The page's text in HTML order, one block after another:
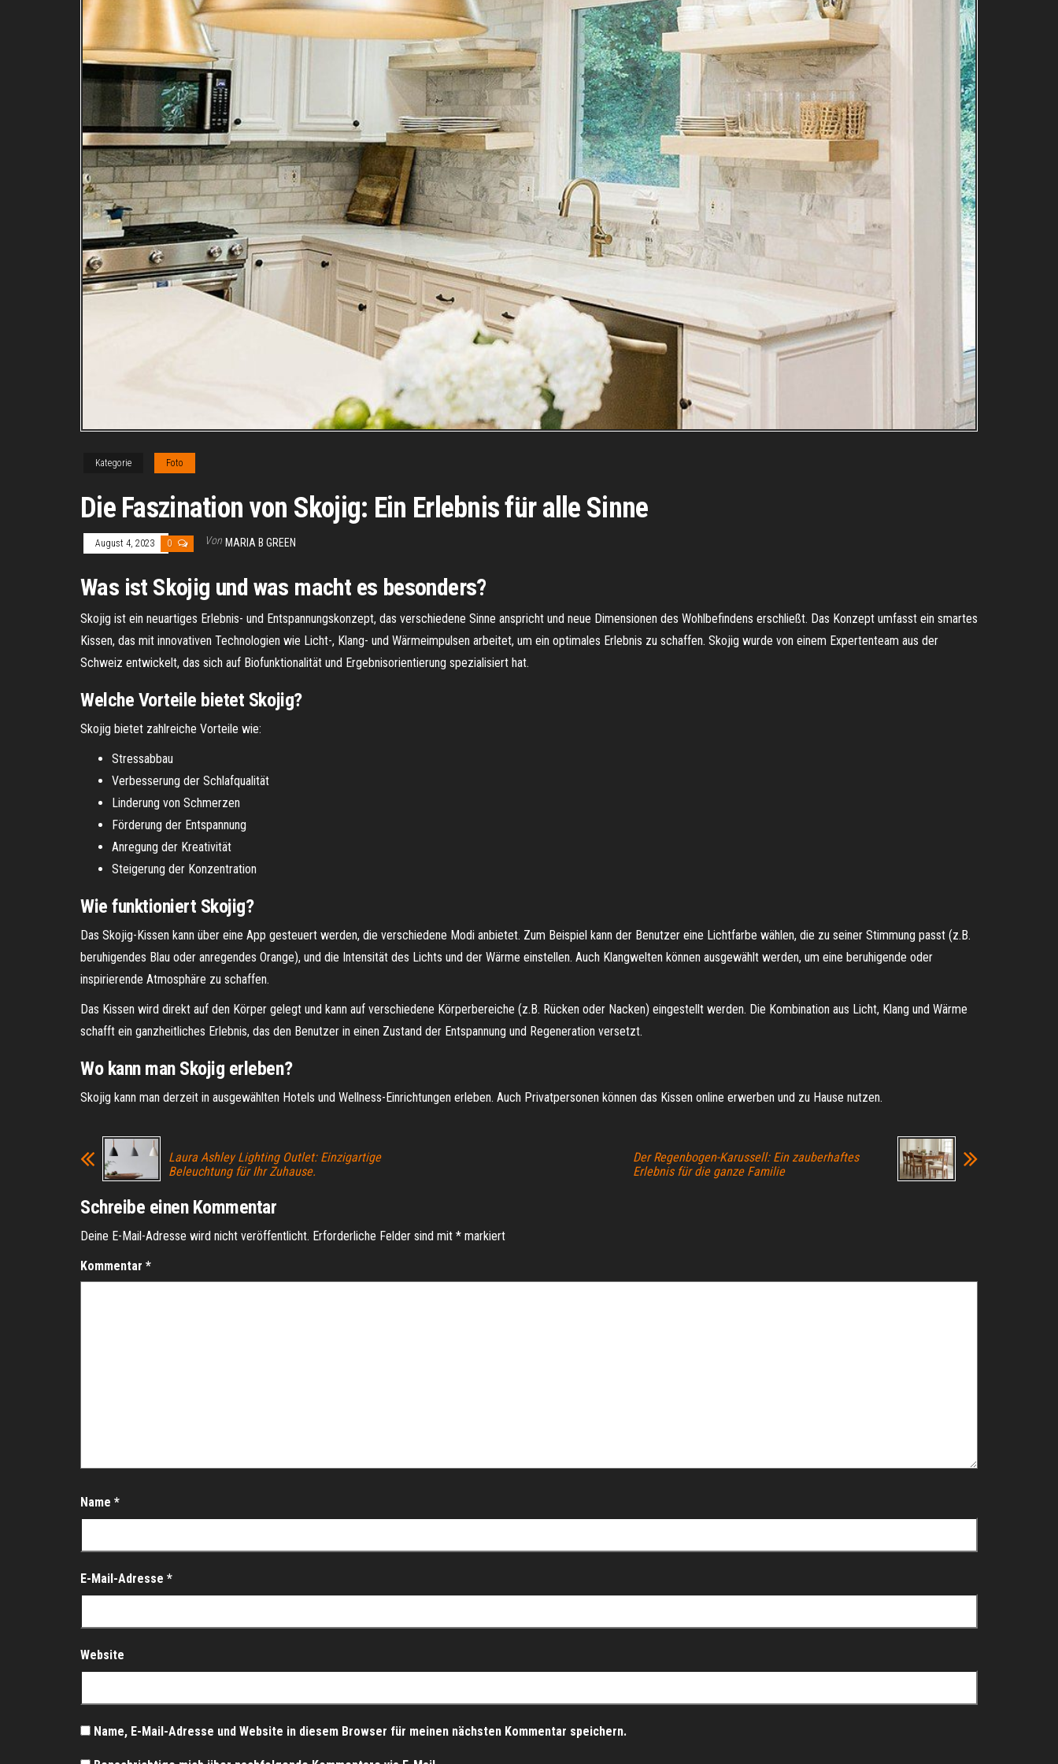
Kategorie Foto
Die Faszination von Skojig: Ein Erlebnis für alle Sinne
August 4, 2023 0 Von MARIA B GREEN
Was ist Skojig und was macht es besonders?
Skojig ist ein neuartiges Erlebnis- und Entspannungskonzept, das verschiedene Sinne anspricht und neue Dimensionen des Wohlbefindens erschließt. Das Konzept umfasst ein smartes
Kissen, das mit innovativen Technologien wie Licht-, Klang- und Wärmeimpulsen arbeitet, um ein optimales Erlebnis zu schaffen. Skojig wurde von einem Expertenteam aus der
Schweiz entwickelt, das sich auf Biofunktionalität und Ergebnisorientierung spezialisiert hat.
Welche Vorteile bietet Skojig?
Skojig bietet zahlreiche Vorteile wie:
Stressabbau
Verbesserung der Schlafqualität
Linderung von Schmerzen
Förderung der Entspannung
Anregung der Kreativität
Steigerung der Konzentration
Wie funktioniert Skojig?
Das Skojig-Kissen kann über eine App gesteuert werden, die verschiedene Modi anbietet. Zum Beispiel kann der Benutzer eine Lichtfarbe wählen, die zu seiner Stimmung passt (z.B.
beruhigendes Blau oder anregendes Orange), und die Intensität des Lichts und der Wärme einstellen. Auch Klangwelten können ausgewählt werden, um eine beruhigende oder
inspirierende Atmosphäre zu schaffen.
Das Kissen wird direkt auf den Körper gelegt und kann auf verschiedene Körperbereiche (z.B. Rücken oder Nacken) eingestellt werden. Die Kombination aus Licht, Klang und Wärme
schafft ein ganzheitliches Erlebnis, das den Benutzer in einen Zustand der Entspannung und Regeneration versetzt.
Wo kann man Skojig erleben?
Skojig kann man derzeit in ausgewählten Hotels und Wellness-Einrichtungen erleben. Auch Privatpersonen können das Kissen online erwerben und zu Hause nutzen.
Laura Ashley Lighting Outlet: Einzigartige
Beleuchtung für Ihr Zuhause.
Der Regenbogen-Karussell: Ein zauberhaftes
Erlebnis für die ganze Familie
Schreibe einen Kommentar
Deine E-Mail-Adresse wird nicht veröffentlicht. Erforderliche Felder sind mit * markiert
Kommentar *
Name *
E-Mail-Adresse *
Website
Name, E-Mail-Adresse und Website in diesem Browser für meinen nächsten Kommentar speichern.